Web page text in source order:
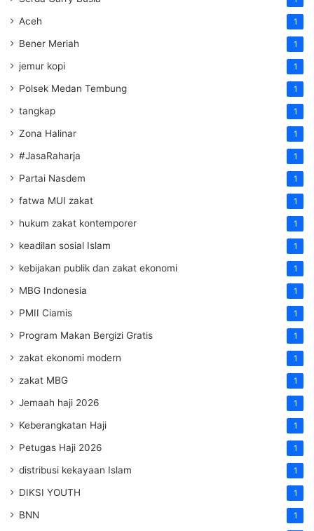
Aceh 1
Bener Meriah 1
jemur kopi 1
Polsek Medan Tembung 1
tangkap 1
Zona Halinar 1
#JasaRaharja 1
Partai Nasdem 1
fatwa MUI zakat 1
hukum zakat kontemporer 1
keadilan sosial Islam 1
kebijakan publik dan zakat ekonomi 1
MBG Indonesia 1
PMII Ciamis 1
Program Makan Bergizi Gratis 1
zakat ekonomi modern 1
zakat MBG 1
Jemaah haji 2026 1
Keberangkatan Haji 1
Petugas Haji 2026 1
distribusi kekayaan Islam 1
DIKSI YOUTH 1
BNN 1